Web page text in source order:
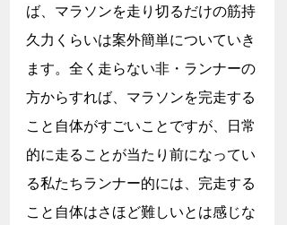
ば、マラソンを走り切るだけの筋持
久力くらいは案外簡単についていき
ます。全く走らない非・ランナーの
方からすれば、マラソンを完走する
こと自体がすごいことですが、日常
的に走ることが当たり前になってい
る私たちランナー的には、完走する
こと自体はさほど難しいとは感じな